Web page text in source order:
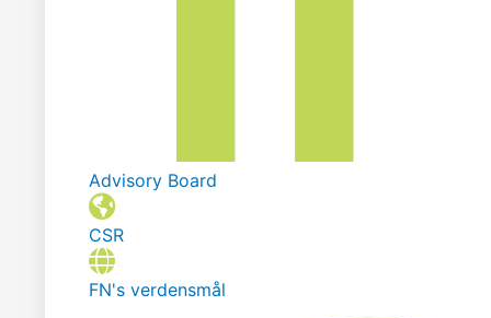
Advisory Board
CSR
FN's verdensmål